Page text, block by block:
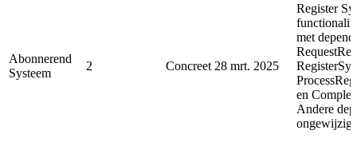
Abonnerend
Systeem
2 Concreet 28 mrt. 2025
Register
met
en
Andere